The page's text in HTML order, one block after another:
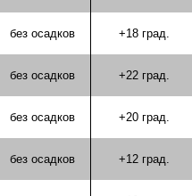
без осадков +18 град.
без осадков +22 град.
без осадков +20 град.
без осадков +12 град.